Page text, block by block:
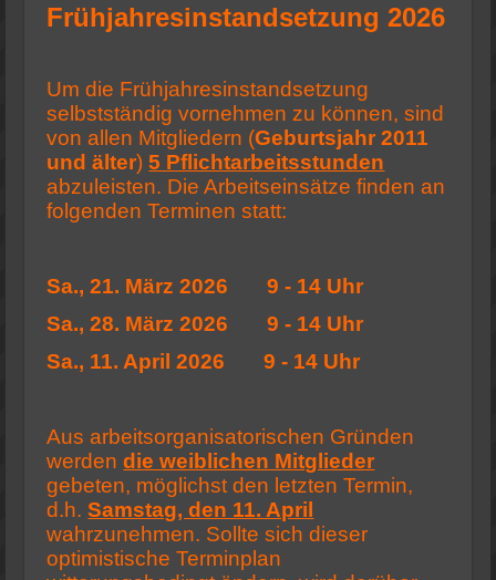
Frühjahresinstandsetzung 2026
Um die Frühjahresinstandsetzung
selbstständig vornehmen zu können, sind
von allen Mitgliedern (Geburtsjahr 2011
und älter)5 Pflichtarbeitsstunden
abzuleisten. Die Arbeitseinsätze finden an
folgenden Terminen statt:
Sa., 21. März 2026 9 - 14 Uhr
Sa., 28. März 2026 9 - 14 Uhr
Sa., 11. April 2026 9 - 14 Uhr
Aus arbeitsorganisatorischen Gründen
werdendie weiblichen Mitglieder
gebeten, möglichst den letzten Termin,
d.h.Samstag, den 11. April
wahrzunehmen. Sollte sich dieser
optimistische Terminplan